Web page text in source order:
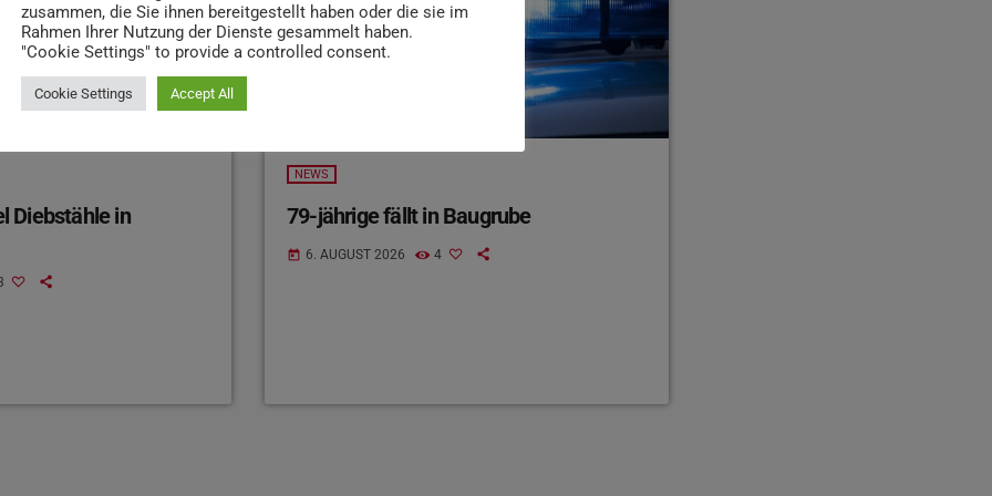
Diebstähle in
NEWS
79-jährige fällt in Baugrube
today 6. AUGUST 2026 4
zusammen, die Sie ihnen bereitgestellt haben oder die sie im
Rahmen Ihrer Nutzung der Dienste gesammelt haben.
"Cookie Settings" to provide a controlled consent.
Cookie Settings Accept All